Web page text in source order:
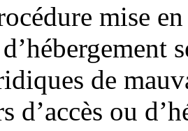
mise
d’hébergement
de
d’accès ou